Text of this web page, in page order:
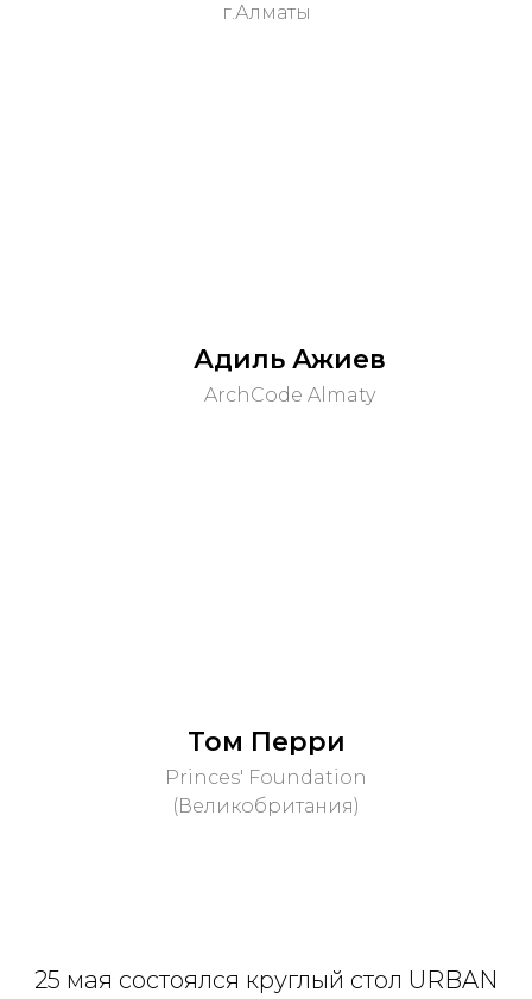
г.Алматы
Адиль Ажиев
ArchCode Almaty
Том Перри
Princes' Foundation
(Великобритания)
25 мая состоялся круглый стол URBAN